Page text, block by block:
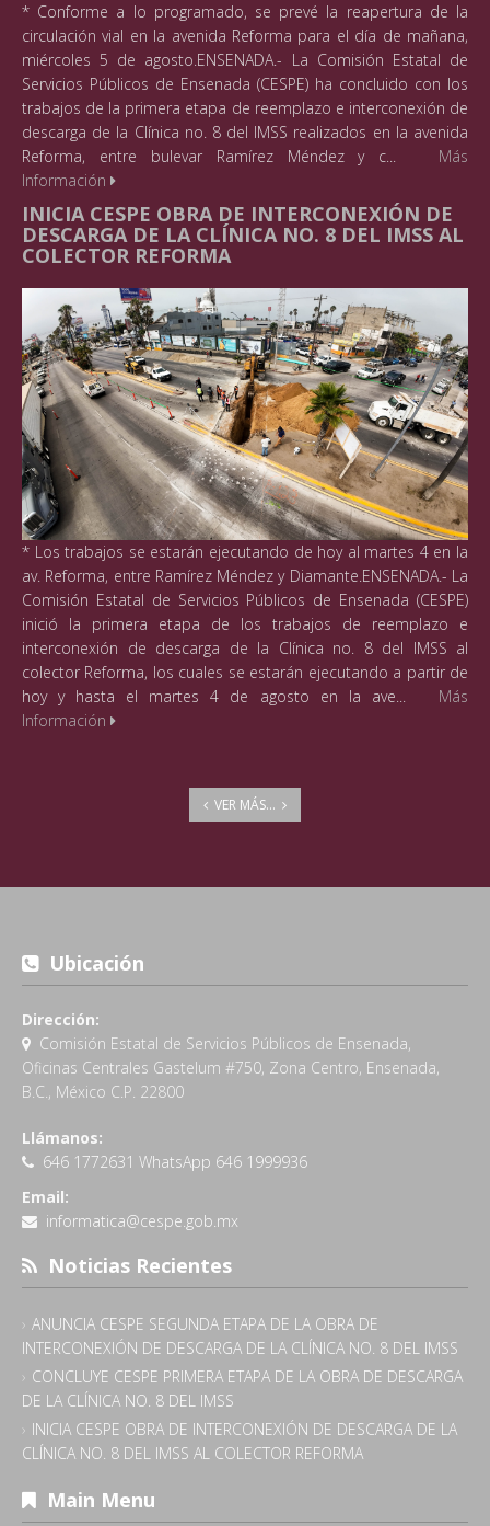
* Conforme a lo programado, se prevé la reapertura de la
circulación vial en la avenida Reforma para el día de mañana,
miércoles 5 de agosto.ENSENADA.- La Comisión Estatal de
Servicios Públicos de Ensenada (CESPE) ha concluido con los
trabajos de la primera etapa de reemplazo e interconexión de
descarga de la Clínica no. 8 del IMSS realizados en la avenida
Reforma, entre bulevar Ramírez Méndez y c... Más
Información
INICIA CESPE OBRA DE INTERCONEXIÓN DE
DESCARGA DE LA CLÍNICA NO. 8 DEL IMSS AL
COLECTOR REFORMA
* Los trabajos se estarán ejecutando de hoy al martes 4 en la
av. Reforma, entre Ramírez Méndez y Diamante.ENSENADA.- La
Comisión Estatal de Servicios Públicos de Ensenada (CESPE)
inició la primera etapa de los trabajos de reemplazo e
interconexión de descarga de la Clínica no. 8 del IMSS al
colector Reforma, los cuales se estarán ejecutando a partir de
hoy y hasta el martes 4 de agosto en la ave... Más
Información
VER MÁS...
Ubicación
Dirección:
Comisión Estatal de Servicios Públicos de Ensenada,
Oficinas Centrales Gastelum #750, Zona Centro, Ensenada,
B.C., México C.P. 22800
Llámanos:
646 1772631 WhatsApp 646 1999936
Email:
informatica@cespe.gob.mx
Noticias Recientes
ANUNCIA CESPE SEGUNDA ETAPA DE LA OBRA DE
INTERCONEXIÓN DE DESCARGA DE LA CLÍNICA NO. 8 DEL IMSS
CONCLUYE CESPE PRIMERA ETAPA DE LA OBRA DE DESCARGA
DE LA CLÍNICA NO. 8 DEL IMSS
INICIA CESPE OBRA DE INTERCONEXIÓN DE DESCARGA DE LA
CLÍNICA NO. 8 DEL IMSS AL COLECTOR REFORMA
Main Menu